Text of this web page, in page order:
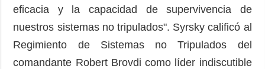
eficacia y la capacidad de supervivencia de
nuestros sistemas no tripulados". Syrsky calificó al
Regimiento de Sistemas no Tripulados del
comandante Robert Brovdi como líder indiscutible